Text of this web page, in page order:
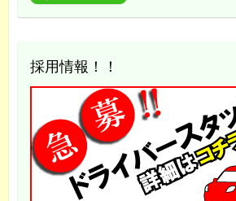
採用情報！！